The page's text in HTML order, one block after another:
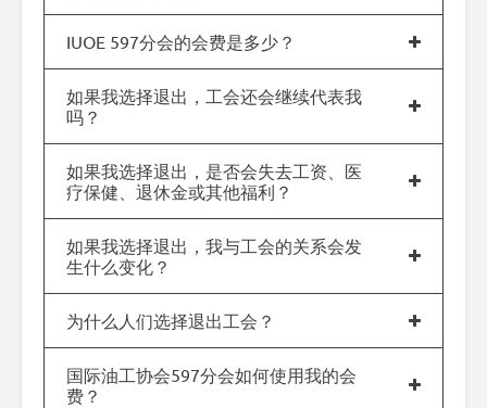
IUOE 597分会的会费是多少？
如果我选择退出，工会还会继续代表我
吗？
如果我选择退出，是否会失去工资、医
疗保健、退休金或其他福利？
如果我选择退出，我与工会的关系会发
生什么变化？
为什么人们选择退出工会？
国际油工协会597分会如何使用我的会
费？